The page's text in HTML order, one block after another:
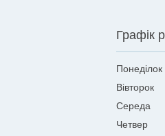
Графік
Понеділок
Вівторок
Середа
Четвер